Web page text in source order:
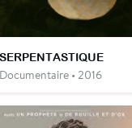
• 2016